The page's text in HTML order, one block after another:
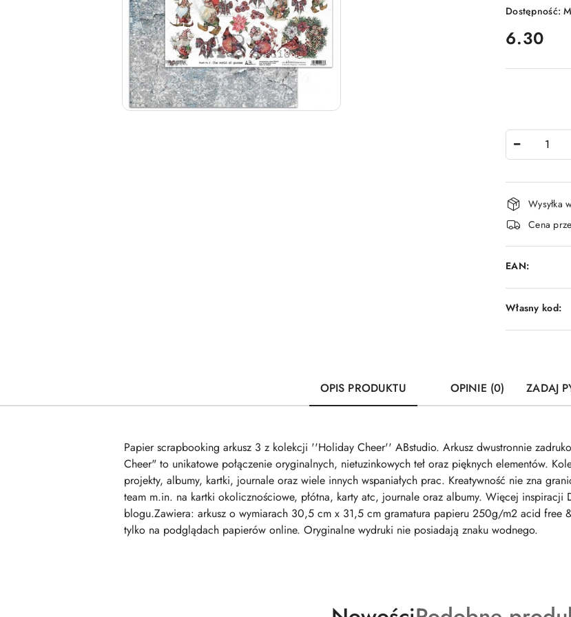
Dostępność:
cena:
6.30
i
dostawa
Wysyłka
Cena
EAN:
Własny kod:
OPIS PRODUKTU OPINIE (0) ZADAJ
Papier scrapbooking arkusz 3 z kolekcji ''Holiday Cheer'' ABstudio. Arkusz dwustronnie
Cheer" to unikatowe połączenie oryginalnych, nietuzinkowych teł oraz pięknych elementów.
projekty, albumy, kartki, journale oraz wiele innych wspaniałych prac. Kreatywność nie zna
team m.in. na kartki okolicznościowe, płótna, karty atc, journale oraz albumy. Więcej
blogu.Zawiera: arkusz o wymiarach 30,5 cm x 31,5 cm gramatura papieru 250g/m2 acid free
tylko na podglądach papierów online. Oryginalne wydruki nie posiadają znaku wodnego.